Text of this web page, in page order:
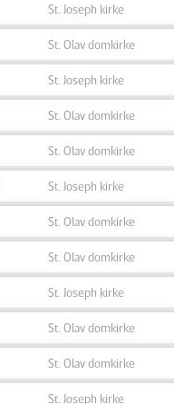
St. Joseph kirke
St. Olav domkirke
St. Joseph kirke
St. Olav domkirke
St. Olav domkirke
St. Joseph kirke
St. Olav domkirke
St. Olav domkirke
St. Joseph kirke
St. Olav domkirke
St. Olav domkirke
St. Joseph kirke